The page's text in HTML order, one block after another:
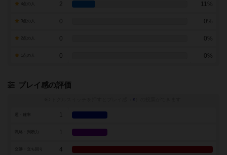
2 11%
0 0%
0 0%
0 0%
プレイ感の評価
※
1
戦略・判断力 1
4